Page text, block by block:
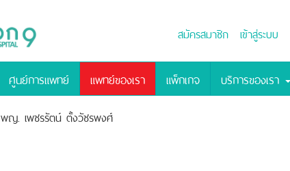
สมัครสมาชิก เข้าสู่ระบบ
ศูนย์การแพทย์ แพทย์ของเรา แพ็กเกจ บริการของเรา
พญ. เพชรรัตน์ ตั้งวัชรพงศ์